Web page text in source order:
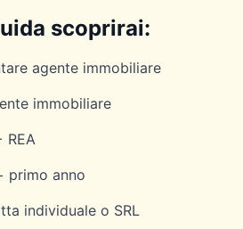
scoprirai:
agente immobiliare
immobiliare
REA
primo anno
individuale o SRL